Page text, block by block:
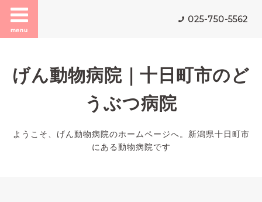
menu
025-750-5562
げん動物病院｜十日町市のど
うぶつ病院
ようこそ、げん動物病院のホームページへ。新潟県十日町市
にある動物病院です